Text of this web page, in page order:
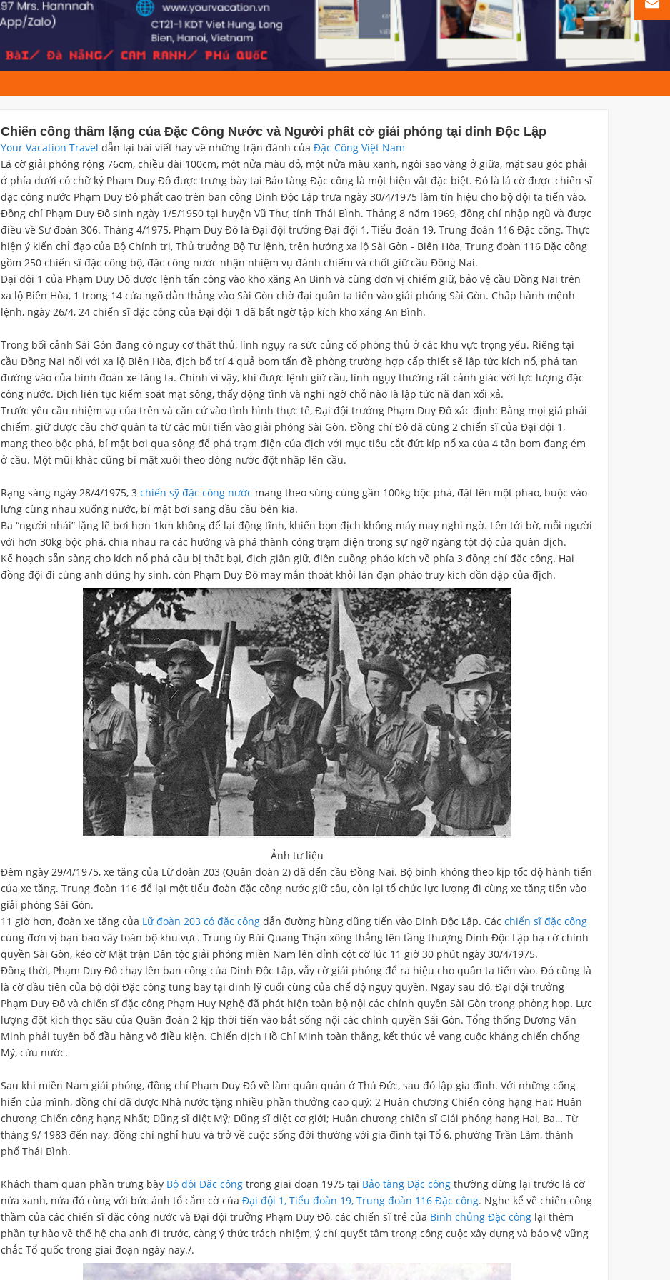
Chiến công thầm lặng của Đặc Công Nước và Người phất cờ giải phóng tại dinh Độc Lập
Your Vacation Travel dẫn lại bài viết hay về những trận đánh của Đặc Công Việt Nam
Lá cờ giải phóng rộng 76cm, chiều dài 100cm, một nửa màu đỏ, một nửa màu xanh, ngôi sao vàng ở giữa, mặt sau góc phải
ở phía dưới có chữ ký Phạm Duy Đô được trưng bày tại Bảo tàng Đặc công là một hiện vật đặc biệt. Đó là lá cờ được chiến sĩ
đặc công nước Phạm Duy Đô phất cao trên ban công Dinh Độc Lập trưa ngày 30/4/1975 làm tín hiệu cho bộ đội ta tiến vào.
Đồng chí Phạm Duy Đô sinh ngày 1/5/1950 tại huyện Vũ Thư, tỉnh Thái Bình. Tháng 8 năm 1969, đồng chí nhập ngũ và được
điều về Sư đoàn 306. Tháng 4/1975, Phạm Duy Đô là Đại đội trưởng Đại đội 1, Tiểu đoàn 19, Trung đoàn 116 Đặc công. Thực
hiện ý kiến chỉ đạo của Bộ Chính trị, Thủ trưởng Bộ Tư lệnh, trên hướng xa lộ Sài Gòn - Biên Hòa, Trung đoàn 116 Đặc công
gồm 250 chiến sĩ đặc công bộ, đặc công nước nhận nhiệm vụ đánh chiếm và chốt giữ cầu Đồng Nai.
Đại đội 1 của Phạm Duy Đô được lệnh tấn công vào kho xăng An Bình và cùng đơn vị chiếm giữ, bảo vệ cầu Đồng Nai trên
xa lộ Biên Hòa, 1 trong 14 cửa ngõ dẫn thẳng vào Sài Gòn chờ đại quân ta tiến vào giải phóng Sài Gòn. Chấp hành mệnh
lệnh, ngày 26/4, 24 chiến sĩ đặc công của Đại đội 1 đã bất ngờ tập kích kho xăng An Bình.
Trong bối cảnh Sài Gòn đang có nguy cơ thất thủ, lính ngụy ra sức củng cố phòng thủ ở các khu vực trọng yếu. Riêng tại
cầu Đồng Nai nối với xa lộ Biên Hòa, địch bố trí 4 quả bom tấn đề phòng trường hợp cấp thiết sẽ lập tức kích nổ, phá tan
đường vào của binh đoàn xe tăng ta. Chính vì vậy, khi được lệnh giữ cầu, lính ngụy thường rất cảnh giác với lực lượng đặc
công nước. Địch liên tục kiểm soát mặt sông, thấy động tĩnh và nghi ngờ chỗ nào là lập tức nã đạn xối xả.
Trước yêu cầu nhiệm vụ của trên và căn cứ vào tình hình thực tế, Đại đội trưởng Phạm Duy Đô xác định: Bằng mọi giá phải
chiếm, giữ được cầu chờ quân ta từ các mũi tiến vào giải phóng Sài Gòn. Đồng chí Đô đã cùng 2 chiến sĩ của Đại đội 1,
mang theo bộc phá, bí mật bơi qua sông để phá trạm điện của địch với mục tiêu cắt đứt kíp nổ xa của 4 tấn bom đang ém
ở cầu. Một mũi khác cũng bí mật xuôi theo dòng nước đột nhập lên cầu.
Rạng sáng ngày 28/4/1975, 3 chiến sỹ đặc công nước mang theo súng cùng gần 100kg bộc phá, đặt lên một phao, buộc vào
lưng cùng nhau xuống nước, bí mật bơi sang đầu cầu bên kia.
Ba “người nhái” lặng lẽ bơi hơn 1km không để lại động tĩnh, khiến bọn địch không mảy may nghi ngờ. Lên tới bờ, mỗi người
với hơn 30kg bộc phá, chia nhau ra các hướng và phá thành công trạm điện trong sự ngỡ ngàng tột độ của quân địch.
Kế hoạch sẵn sàng cho kích nổ phá cầu bị thất bại, địch giận giữ, điên cuồng pháo kích về phía 3 đồng chí đặc công. Hai
đồng đội đi cùng anh dũng hy sinh, còn Phạm Duy Đô may mắn thoát khỏi làn đạn pháo truy kích dồn dập của địch.
Ảnh tư liệu
Đêm ngày 29/4/1975, xe tăng của Lữ đoàn 203 (Quân đoàn 2) đã đến cầu Đồng Nai. Bộ binh không theo kịp tốc độ hành tiến
của xe tăng. Trung đoàn 116 để lại một tiểu đoàn đặc công nước giữ cầu, còn lại tổ chức lực lượng đi cùng xe tăng tiến vào
giải phóng Sài Gòn.
11 giờ hơn, đoàn xe tăng của Lữ đoàn 203 có đặc công dẫn đường hùng dũng tiến vào Dinh Độc Lập. Các chiến sĩ đặc công
cùng đơn vị bạn bao vây toàn bộ khu vực. Trung úy Bùi Quang Thận xông thẳng lên tầng thượng Dinh Độc Lập hạ cờ chính
quyền Sài Gòn, kéo cờ Mặt trận Dân tộc giải phóng miền Nam lên đỉnh cột cờ lúc 11 giờ 30 phút ngày 30/4/1975.
Đồng thời, Phạm Duy Đô chạy lên ban công của Dinh Độc Lập, vẫy cờ giải phóng để ra hiệu cho quân ta tiến vào. Đó cũng là
là cờ đầu tiên của bộ đội Đặc công tung bay tại dinh lỹ cuối cùng của chế độ ngụy quyền. Ngay sau đó, Đại đội trưởng
Phạm Duy Đô và chiến sĩ đặc công Phạm Huy Nghệ đã phát hiện toàn bộ nội các chính quyền Sài Gòn trong phòng họp. Lực
lượng đột kích thọc sâu của Quân đoàn 2 kịp thời tiến vào bắt sống nội các chính quyền Sài Gòn. Tổng thống Dương Văn
Minh phải tuyên bố đầu hàng vô điều kiện. Chiến dịch Hồ Chí Minh toàn thắng, kết thúc vẻ vang cuộc kháng chiến chống
Mỹ, cứu nước.
Sau khi miền Nam giải phóng, đồng chí Phạm Duy Đô về làm quân quản ở Thủ Đức, sau đó lập gia đình. Với những cống
hiến của mình, đồng chí đã được Nhà nước tặng nhiều phần thưởng cao quý: 2 Huân chương Chiến công hạng Hai; Huân
chương Chiến công hạng Nhất; Dũng sĩ diệt Mỹ; Dũng sĩ diệt cơ giới; Huân chương chiến sĩ Giải phóng hạng Hai, Ba… Từ
tháng 9/ 1983 đến nay, đồng chí nghỉ hưu và trở về cuộc sống đời thường với gia đình tại Tổ 6, phường Trần Lãm, thành
phố Thái Bình.
Khách tham quan phần trưng bày Bộ đội Đặc công trong giai đoạn 1975 tại Bảo tàng Đặc công thường dừng lại trước lá cờ
nửa xanh, nửa đỏ cùng với bức ảnh tổ cắm cờ của Đại đội 1, Tiểu đoàn 19, Trung đoàn 116 Đặc công. Nghe kể về chiến công
thầm của các chiến sĩ đặc công nước và Đại đội trưởng Phạm Duy Đô, các chiến sĩ trẻ của Binh chủng Đặc công lại thêm
phần tự hào về thế hệ cha anh đi trước, càng ý thức trách nhiệm, ý chí quyết tâm trong công cuộc xây dựng và bảo vệ vững
chắc Tổ quốc trong giai đoạn ngày nay./.